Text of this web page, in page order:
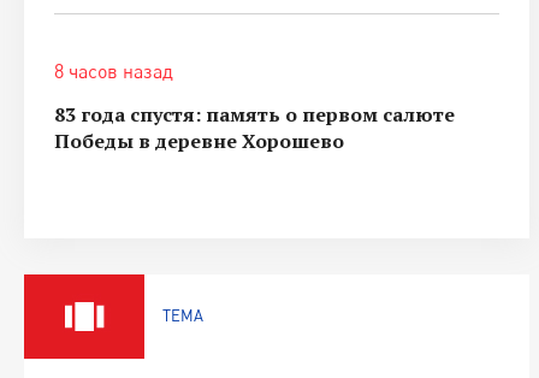
8 часов назад
83 года спустя: память о первом салюте
Победы в деревне Хорошево
ТЕМА